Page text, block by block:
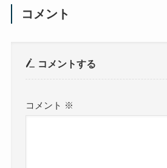
コメント
コメントする
コメント ※